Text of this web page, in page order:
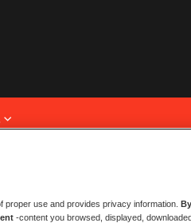
NUEVOS CLIENTES
proper use and provides privacy information.
-content you browsed, displayed,